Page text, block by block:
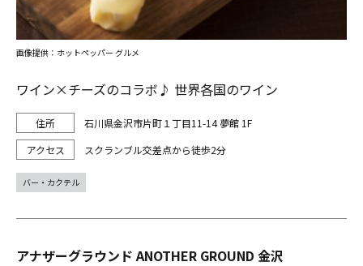
ワイン×チーズのコラボ♪ 世界各国のワイン
石川県金沢市片町１丁目11-14 夢館 1F
スクランブル交差点から徒歩2分
画像提供：ホットペッパー グルメ
バー・カクテル
アナザーグラウンド ANOTHER GROUND 金沢